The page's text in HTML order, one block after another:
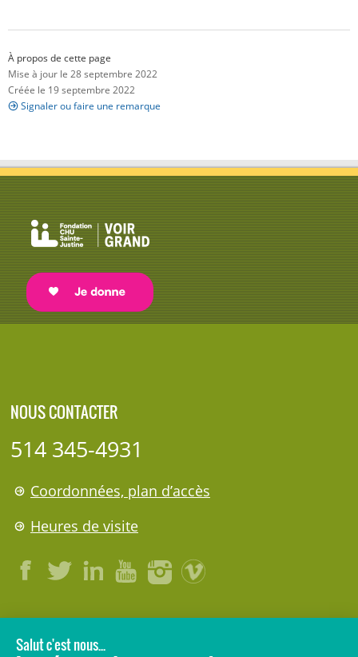
À propos de cette page
Mise à jour le 28 septembre 2022
Créée le 19 septembre 2022
Signaler ou faire une remarque
NOUS CONTACTER
514 345-4931
Coordonnées, plan d’accès
Heures de visite
LÉGAL